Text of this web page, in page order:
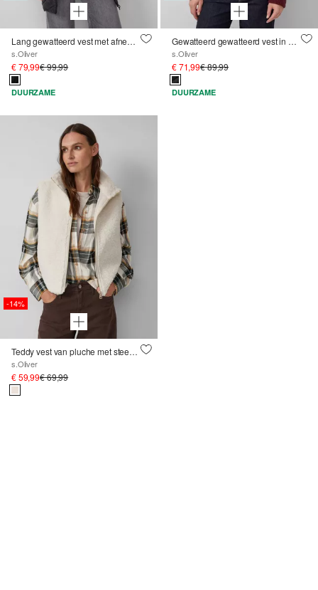
Lang gewatteerd vest met afneembare capuchon
s.Oliver
€ 79,99€ 99,99
DUURZAME
Gewatteerd gewatteerd vest in een relaxte pasvorm
s.Oliver
€ 71,99€ 89,99
DUURZAME
-14%
Teddy vest van pluche met steekzakken
s.Oliver
€ 59,99€ 69,99